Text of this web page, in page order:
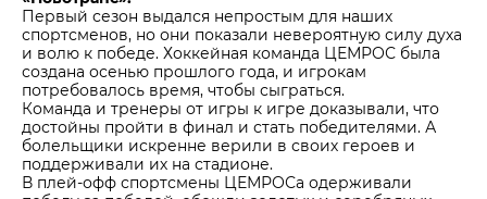
Первый сезон выдался непростым для наших
спортсменов, но они показали невероятную силу духа
и волю к победе. Хоккейная команда ЦЕМРОС была
создана осенью прошлого года, и игрокам
потребовалось время, чтобы сыграться.
Команда и тренеры от игры к игре доказывали, что
достойны пройти в финал и стать победителями. А
болельщики искренне верили в своих героев и
поддерживали их на стадионе.
В плей-офф спортсмены ЦЕМРОСа одерживали